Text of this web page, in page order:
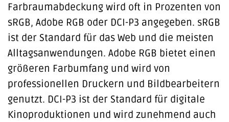
Farbraumabdeckung wird oft in Prozenten von
sRGB, Adobe RGB oder DCI-P3 angegeben. sRGB
ist der Standard für das Web und die meisten
Alltagsanwendungen. Adobe RGB bietet einen
größeren Farbumfang und wird von
professionellen Druckern und Bildbearbeitern
genutzt. DCI-P3 ist der Standard für digitale
Kinoproduktionen und wird zunehmend auch